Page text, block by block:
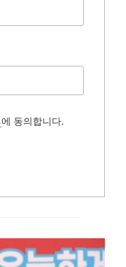
에 동의합니다.